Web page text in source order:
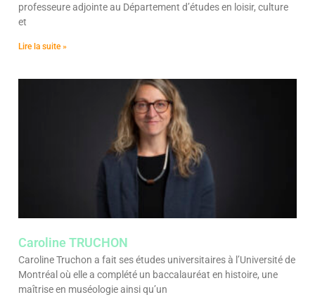
professeure adjointe au Département d’études en loisir, culture
et
Lire la suite »
Caroline TRUCHON
Caroline Truchon a fait ses études universitaires à l’Université de
Montréal où elle a complété un baccalauréat en histoire, une
maîtrise en muséologie ainsi qu’un